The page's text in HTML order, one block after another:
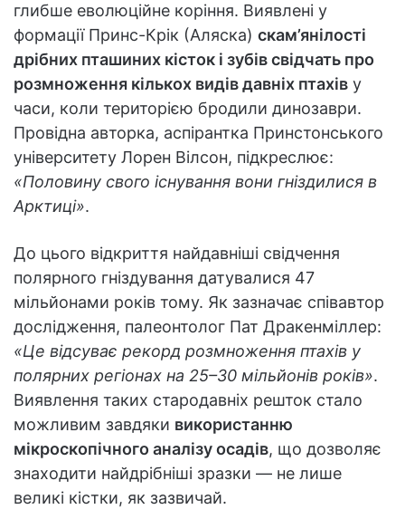
глибше еволюційне коріння. Виявлені у
формації Принс-Крік (Аляска) скам’янілості
дрібних пташиних кісток і зубів свідчать про
розмноження кількох видів давніх птахів у
часи, коли територією бродили динозаври.
Провідна авторка, аспірантка Принстонського
університету Лорен Вілсон, підкреслює:
«Половину свого існування вони гніздилися в
Арктиці».
До цього відкриття найдавніші свідчення
полярного гніздування датувалися 47
мільйонами років тому. Як зазначає співавтор
дослідження, палеонтолог Пат Дракенміллер:
«Це відсуває рекорд розмноження птахів у
полярних регіонах на 25–30 мільйонів років».
Виявлення таких стародавніх решток стало
можливим завдяки використанню
мікроскопічного аналізу осадів, що дозволяє
знаходити найдрібніші зразки — не лише
великі кістки, як зазвичай.